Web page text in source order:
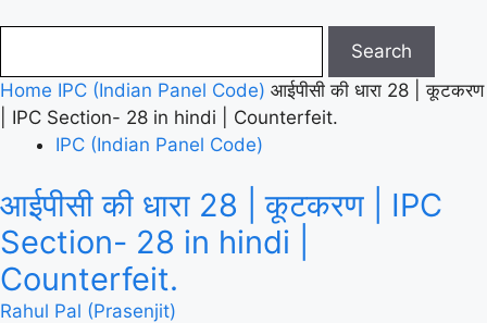
Home IPC (Indian Panel Code) आईपीसी की धारा 28 | कूटकरण
| IPC Section- 28 in hindi | Counterfeit.
IPC (Indian Panel Code)
आईपीसी की धारा 28 | कूटकरण | IPC
Section- 28 in hindi |
Counterfeit.
Rahul Pal (Prasenjit)